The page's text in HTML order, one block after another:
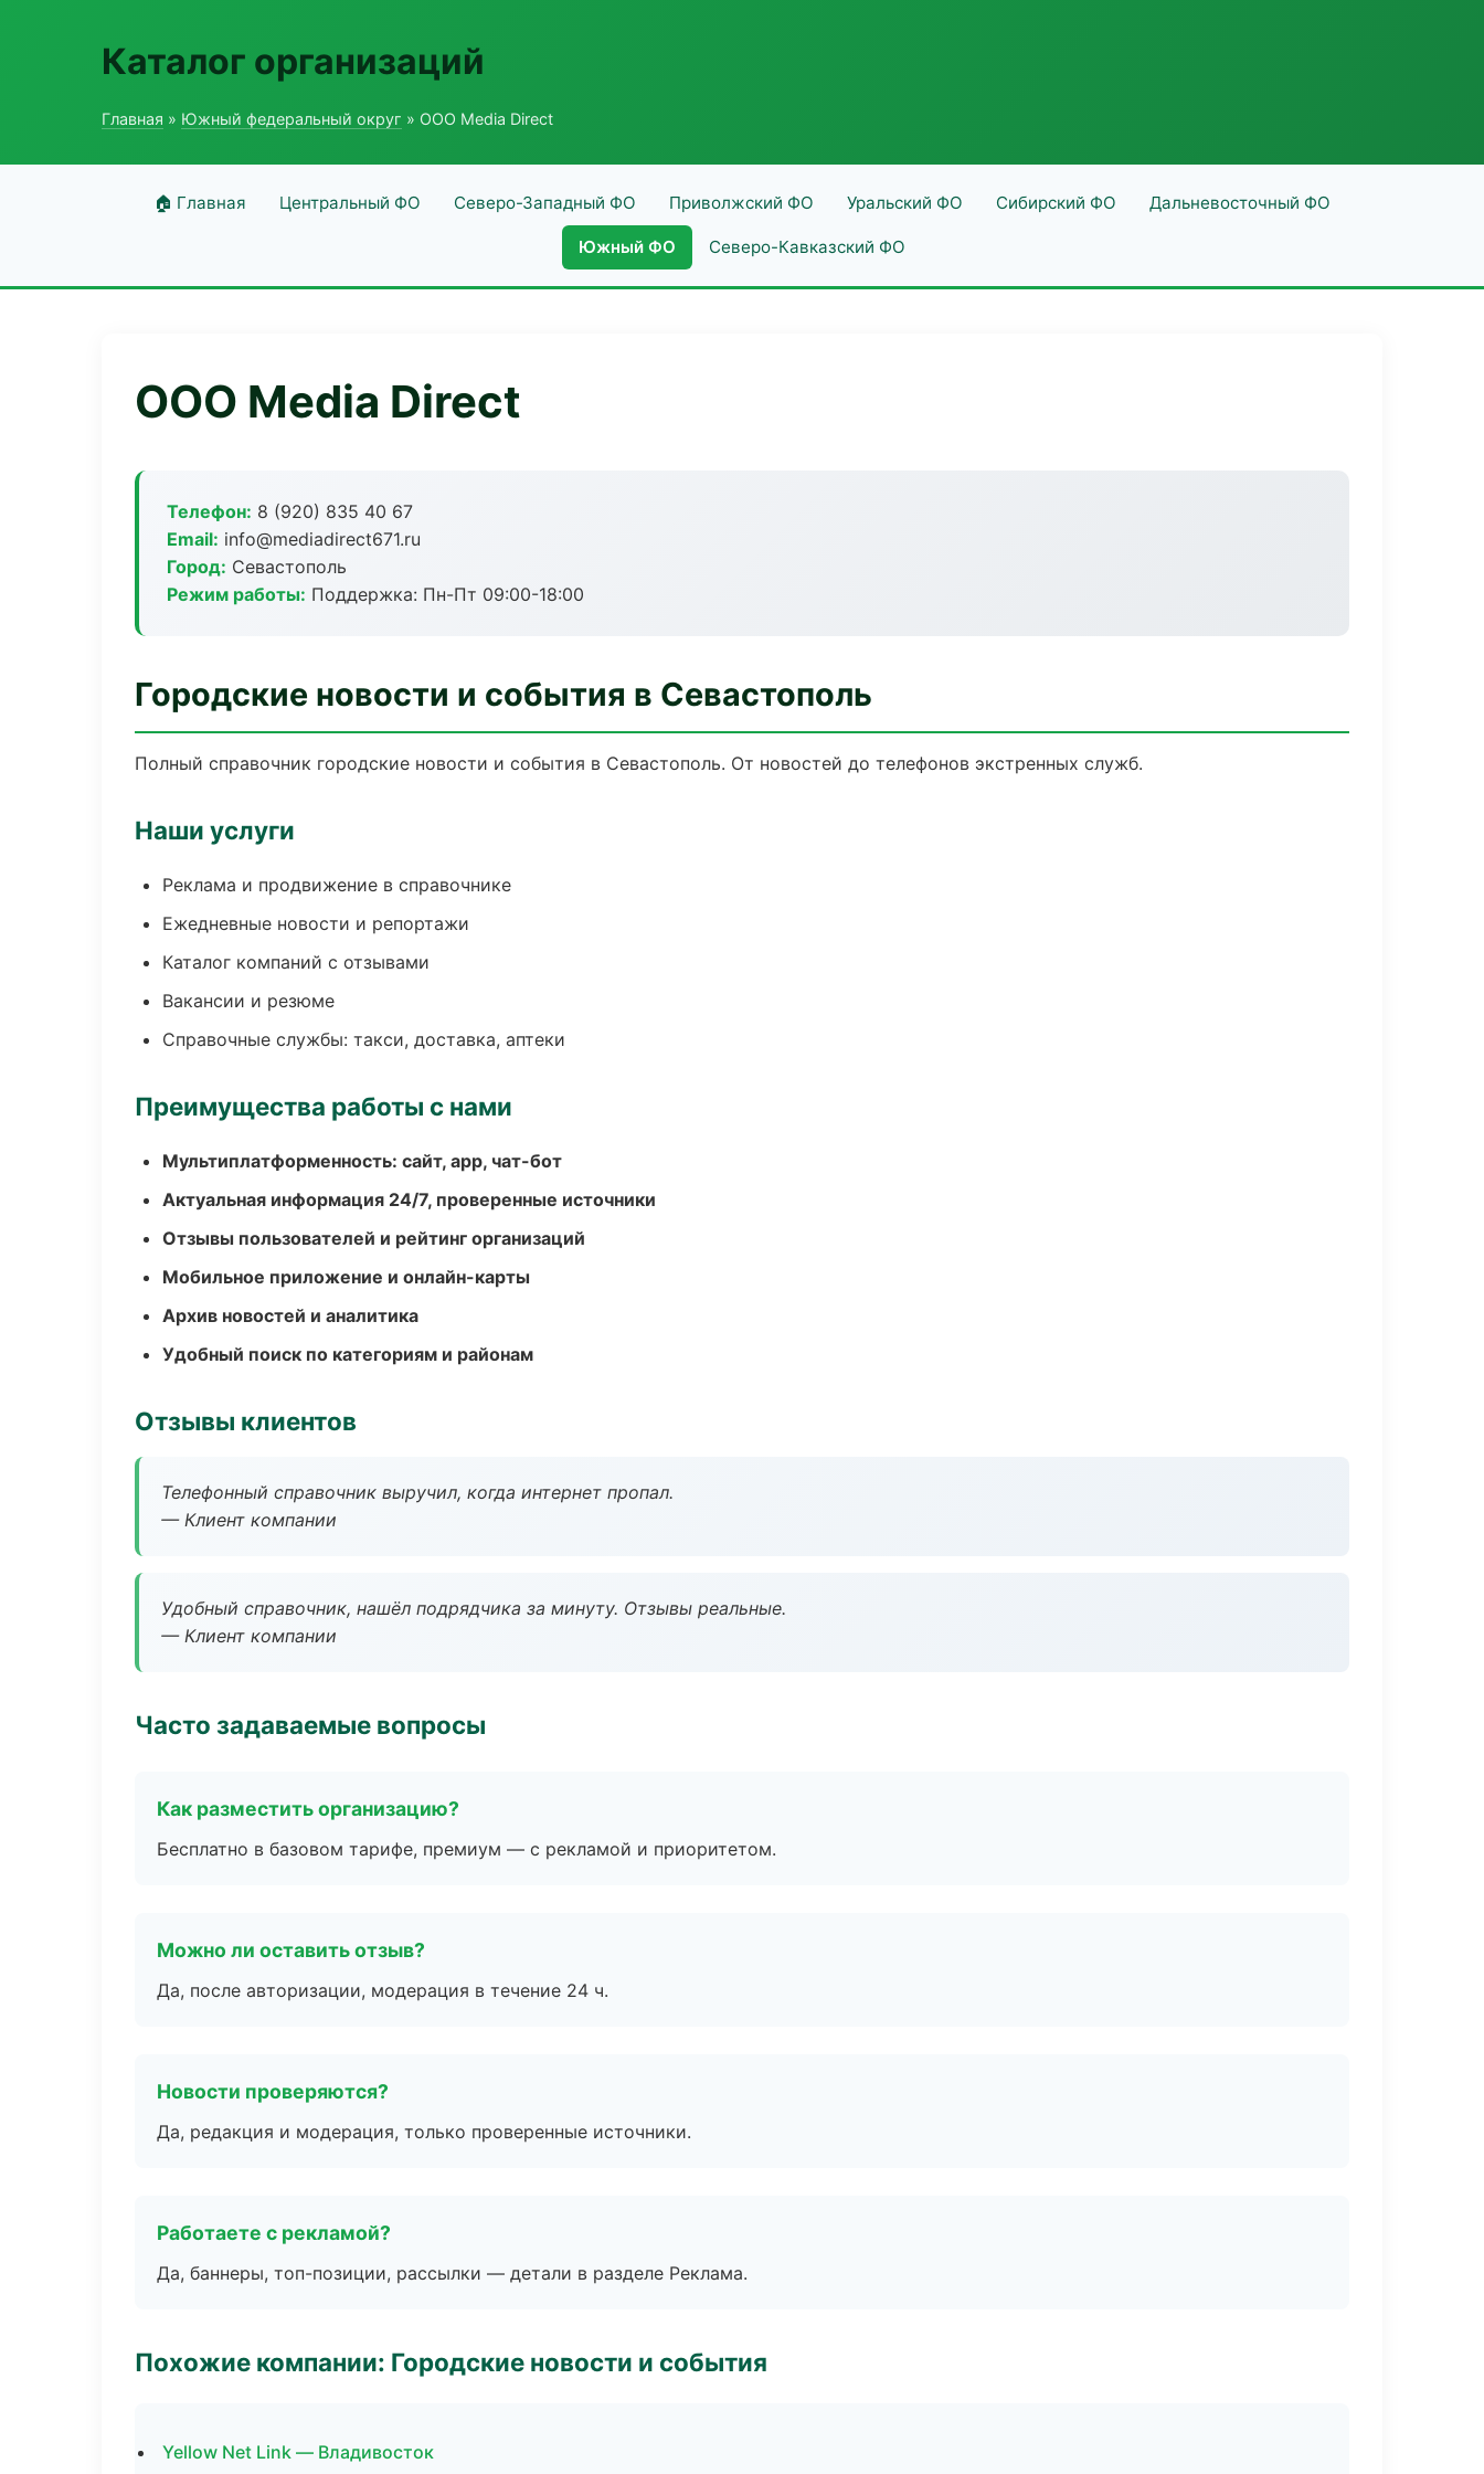
Каталог организаций
Главная » Южный федеральный округ » ООО Media Direct
🏠 Главная Центральный ФО Северо-Западный ФО Приволжский ФО Уральский ФО Сибирский ФО Дальневосточный ФО
Южный ФО Северо-Кавказский ФО
ООО Media Direct
Телефон: 8 (920) 835 40 67
Email: info@mediadirect671.ru
Город: Севастополь
Режим работы: Поддержка: Пн-Пт 09:00-18:00
Городские новости и события в Севастополь
Полный справочник городские новости и события в Севастополь. От новостей до телефонов экстренных служб.
Наши услуги
Реклама и продвижение в справочнике
Ежедневные новости и репортажи
Каталог компаний с отзывами
Вакансии и резюме
Справочные службы: такси, доставка, аптеки
Преимущества работы с нами
Мультиплатформенность: сайт, app, чат-бот
Актуальная информация 24/7, проверенные источники
Отзывы пользователей и рейтинг организаций
Мобильное приложение и онлайн-карты
Архив новостей и аналитика
Удобный поиск по категориям и районам
Отзывы клиентов
Телефонный справочник выручил, когда интернет пропал.
— Клиент компании
Удобный справочник, нашёл подрядчика за минуту. Отзывы реальные.
— Клиент компании
Часто задаваемые вопросы
Как разместить организацию?
Бесплатно в базовом тарифе, премиум — с рекламой и приоритетом.
Можно ли оставить отзыв?
Да, после авторизации, модерация в течение 24 ч.
Новости проверяются?
Да, редакция и модерация, только проверенные источники.
Работаете с рекламой?
Да, баннеры, топ-позиции, рассылки — детали в разделе Реклама.
Похожие компании: Городские новости и события
Yellow Net Link — Владивосток